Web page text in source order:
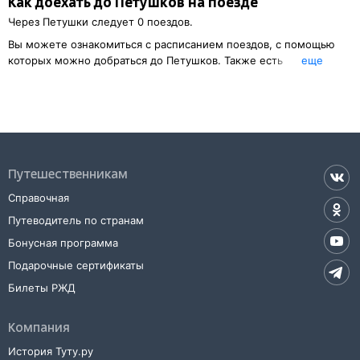
Через Петушки следует 0 поездов.
Вы можете ознакомиться с расписанием поездов, с помощью
которых можно добраться до Петушков. Также есть
Также можно воспользоваться услугой заказа электронного ж/д
билета.
eще
Путешественникам
Справочная
Путеводитель по странам
Бонусная программа
Подарочные сертификаты
Билеты РЖД
Компания
История Туту.ру